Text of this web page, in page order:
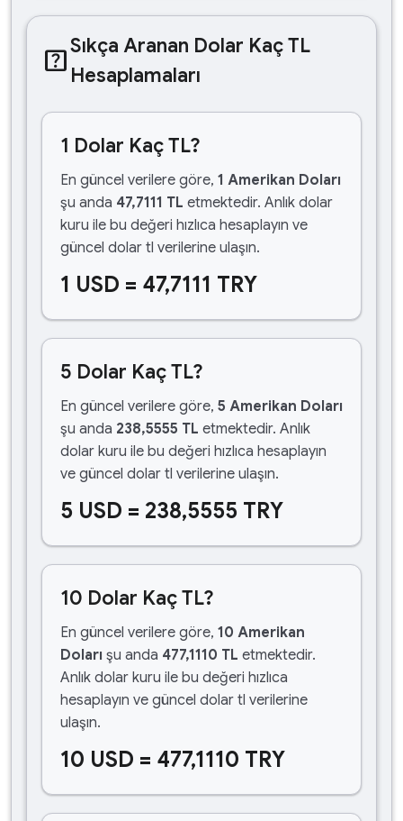
help_centerSıkça Aranan Dolar Kaç TL
Hesaplamaları
1 Dolar Kaç TL?
En güncel verilere göre, 1 Amerikan Doları
şu anda 47,7111 TL etmektedir. Anlık dolar
kuru ile bu değeri hızlıca hesaplayın ve
güncel dolar tl verilerine ulaşın.
1 USD = 47,7111 TRY
5 Dolar Kaç TL?
En güncel verilere göre, 5 Amerikan Doları
şu anda 238,5555 TL etmektedir. Anlık
dolar kuru ile bu değeri hızlıca hesaplayın
ve güncel dolar tl verilerine ulaşın.
5 USD = 238,5555 TRY
10 Dolar Kaç TL?
En güncel verilere göre, 10 Amerikan
Doları şu anda 477,1110 TL etmektedir.
Anlık dolar kuru ile bu değeri hızlıca
hesaplayın ve güncel dolar tl verilerine
ulaşın.
10 USD = 477,1110 TRY